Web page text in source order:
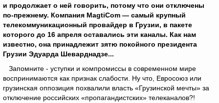
и продолжает о ней говорить, потому что они отключены
по-прежнему. Компания MagtiCom — самый крупный
телекоммуникационный провайдер в Грузии, в пакете
которого до 16 апреля оставались эти каналы. Как нам
известно, она принадлежит зятю покойного президента
Грузии Эдуарда Шеварднадзе...
Запомните - уступки и компромиссы в современном мире
воспринимаются как признак слабости. Ну что, Евросоюз или
грузинская оппозиция похвалили власть «Грузинской мечты» за
отключение российских «пропагандистских» телеканалов?!